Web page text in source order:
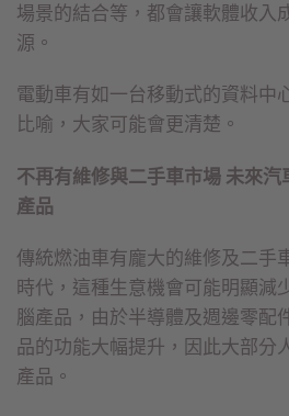
場景的結合等，都會讓軟體收入
源。
電動車有如一台移動式的資料中
比喻，大家可能會更清楚。
不再有維修與二手車市場 未來
產品
傳統燃油車有龐大的維修及二手
時代，這種生意機會可能明顯減
腦產品，由於半導體及週邊零配
品的功能大幅提升，因此大部分
產品。